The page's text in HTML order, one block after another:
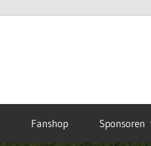
Fanshop Sponsoren